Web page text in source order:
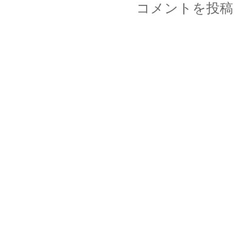
コメントを投稿